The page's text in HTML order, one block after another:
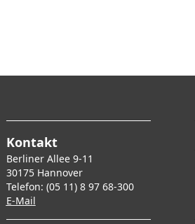
Kontakt
Berliner Allee 9-11
30175 Hannover
Telefon: (05 11) 8 97 68-300
E-Mail